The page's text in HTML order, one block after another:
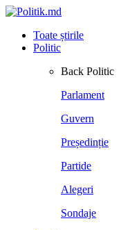
Toate știrile
Politic
Back Politic
Parlament
Guvern
Președinție
Partide
Alegeri
Sondaje